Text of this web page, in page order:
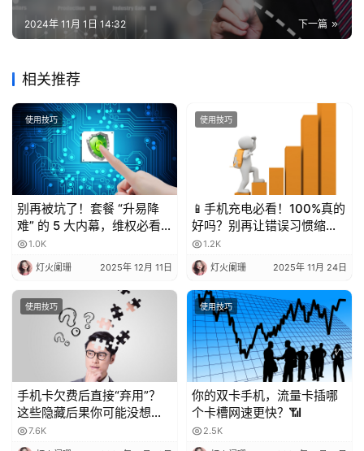
下一篇
2024年 11月 1日 14:32
相关推荐
使用技巧
别再被坑了！套餐 “升易降
难” 的 5 大内幕，维权必看
💥1.0K
灯火阑珊 2025年 12月 11日
使用技巧
📱手机充电必看！100%真的
好吗？别再让错误习惯缩短
电池寿命！
1.2K
灯火阑珊 2025年 11月 24日
使用技巧
手机卡欠费后直接“弃用”？
这些隐藏后果你可能没想
到！
7.6K
使用技巧
你的双卡手机，流量卡插哪
个卡槽网速更快？📶
2.5K